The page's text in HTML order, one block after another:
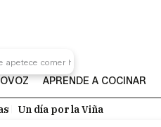
APRENDE A COCINAR
Un día por la Viña